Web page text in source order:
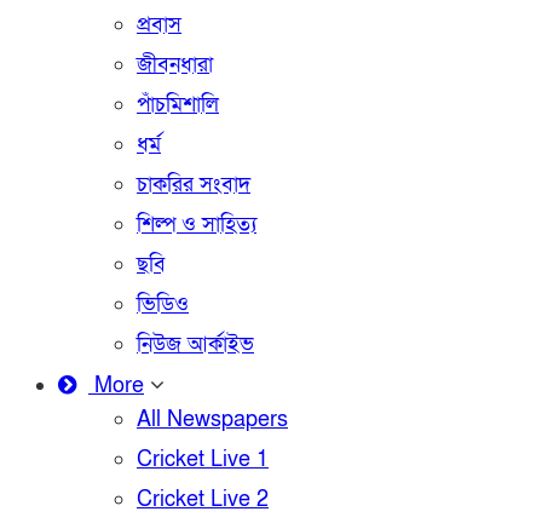
প্রবাস
জীবনধারা
পাঁচমিশালি
ধর্ম
চাকরির সংবাদ
শিল্প ও সাহিত্য
ছবি
ভিডিও
নিউজ আর্কাইভ
More
All Newspapers
Cricket Live 1
Cricket Live 2